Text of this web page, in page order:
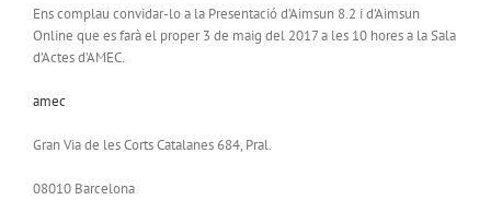
Ens complau convidar-lo a la Presentació d’Aimsun 8.2 i d’Aimsun
Online que es farà el proper 3 de maig del 2017 a les 10 hores a la Sala
d’Actes d’AMEC.
amec
Gran Via de les Corts Catalanes 684, Pral.
08010 Barcelona